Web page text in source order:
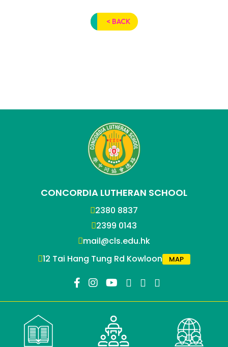
< BACK
CONCORDIA LUTHERAN SCHOOL
2380 8837
2399 0143
mail@cls.edu.hk
12 Tai Hang Tung Rd Kowloon
MAP